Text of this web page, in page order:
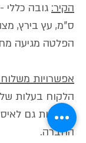
הקיר:
ס"מ, עץ בירץ,
הפלטה מגיעה
אפשרויות
אפשרות גם
החברה.